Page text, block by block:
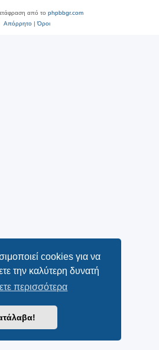
cookies για να
την καλύτερη δυνατή
περισσότερα
από το phpbbgr.com
Απόρρητο|Όροι